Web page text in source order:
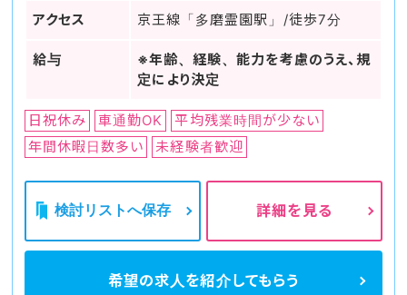
アクセス 京王線「多磨霊園駅」/徒歩7分
給与
※年齢、経験、能力を考慮のうえ、規
定により決定
日祝休み 車通勤OK
平均残業時間が少ない
年間休暇日数多い
未経験者歓迎
検討リストへ保存 詳細を見る
希望の求人を紹介してもらう